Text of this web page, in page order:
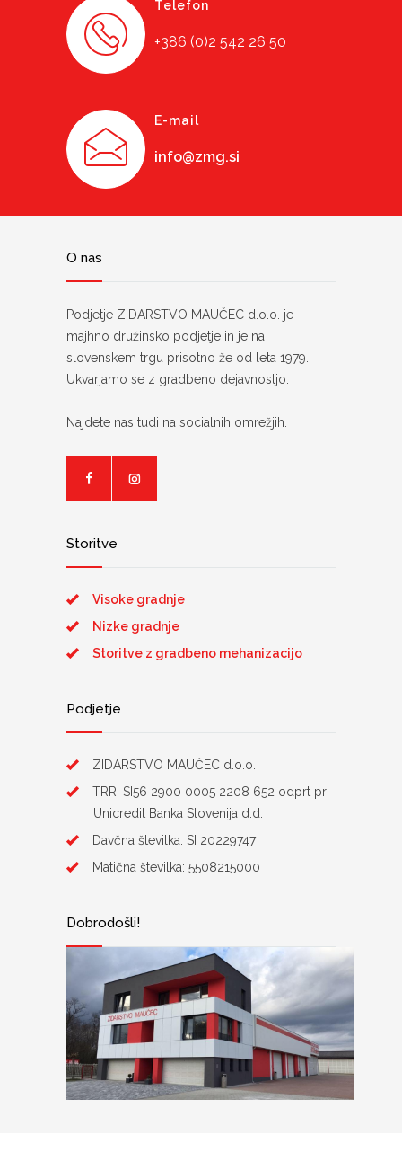
Telefon
+386 (0)2 542 26 50
E-mail
info@zmg.si
O nas
Podjetje ZIDARSTVO MAUČEC d.o.o. je
majhno družinsko podjetje in je na
slovenskem trgu prisotno že od leta 1979.
Ukvarjamo se z gradbeno dejavnostjo.
Najdete nas tudi na socialnih omrežjih.
Storitve
Visoke gradnje
Nizke gradnje
Storitve z gradbeno mehanizacijo
Podjetje
ZIDARSTVO MAUČEC d.o.o.
TRR: SI56 2900 0005 2208 652 odprt pri
Unicredit Banka Slovenija d.d.
Davčna številka: SI 20229747
Matična številka: 5508215000
Dobrodošli!